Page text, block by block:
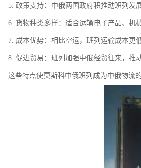
5. 政策支持：中俄两国政府积推动班列发
6. 货物种类多样：适合运输电子产品、机
7. 成本优势：相比空运，班列运输成本更
8. 促进贸易：班列加强中俄经贸往来，推
这些特点使莫斯科中俄班列成为中俄物流